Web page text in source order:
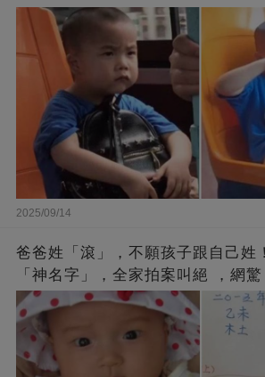
2025/09/14
爸爸姓「滾」，不願孩子跟自己姓
「神名字」，全家拍案叫絕 ，網